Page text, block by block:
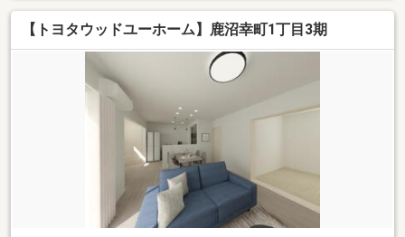
【トヨタウッドユーホーム】鹿沼幸町1丁目3期